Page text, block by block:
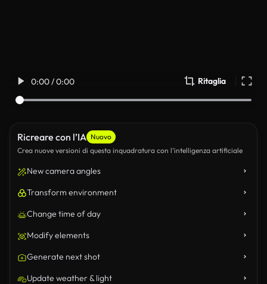
0:00 / 0:00 Ritaglia
Ricreare con l’IA Nuovo
Crea nuove versioni di questa inquadratura con l’intelligenza artificiale
New camera angles
Transform environment
Change time of day
Modify elements
Generate next shot
Update weather & light